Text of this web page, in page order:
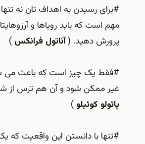
#برای رسیدن به اهداف تان نه
مهم است که باید رویاها و
پرورش دهید. (آناتول فرانکس )
#فقط یک چیز است که باعث می
غیر ممکن شود و آن هم ترس
پائولو کوئیلو )
#تنها با دانستن این واقعیت